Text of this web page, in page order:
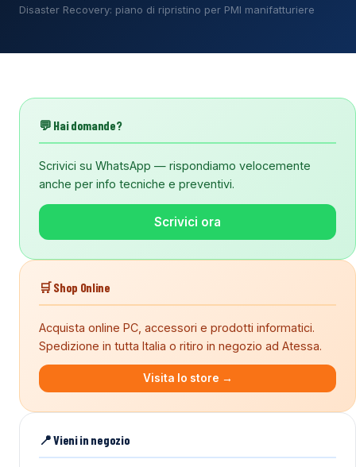
Disaster Recovery: piano di ripristino per PMI manifatturiere
💬 Hai domande?
Scrivici su WhatsApp — rispondiamo velocemente
anche per info tecniche e preventivi.
Scrivici ora
🛒 Shop Online
Acquista online PC, accessori e prodotti informatici.
Spedizione in tutta Italia o ritiro in negozio ad Atessa.
Visita lo store →
📍 Vieni in negozio